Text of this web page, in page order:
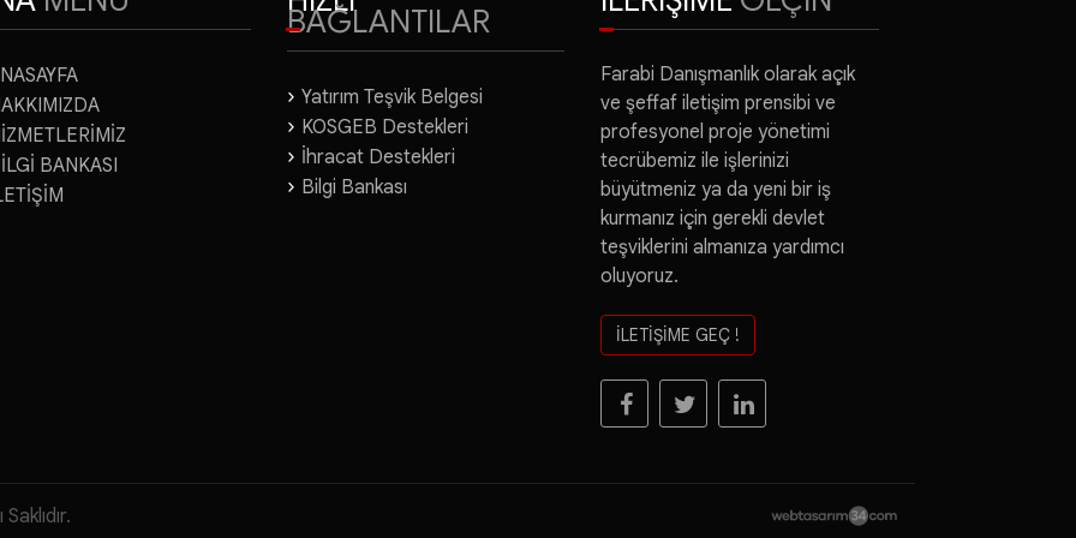
BANKASI
BAĞLANTILAR
Yatırım Teşvik Belgesi
KOSGEB Destekleri
İhracat Destekleri
Bilgi Bankası
Farabi Danışmanlık olarak açık
ve şeffaf iletişim prensibi ve
profesyonel proje yönetimi
tecrübemiz ile işlerinizi
büyütmeniz ya da yeni bir iş
kurmanız için gerekli devlet
teşviklerini almanıza yardımcı
oluyoruz.
İLETİŞİME GEÇ !